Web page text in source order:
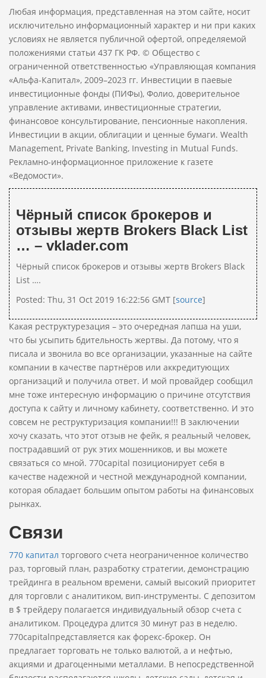
Любая информация, представленная на этом сайте, носит
исключительно информационный характер и ни при каких
условиях не является публичной офертой, определяемой
положениями статьи 437 ГК РФ. © Общество с
ограниченной ответственностью «Управляющая компания
«Альфа-Капитал», 2009–2023 гг. Инвестиции в паевые
инвестиционные фонды (ПИФы), Фолио, доверительное
управление активами, инвестиционные стратегии,
финансовое консультирование, пенсионные накопления.
Инвестиции в акции, облигации и ценные бумаги. Wealth
Management, Private Banking, Investing in Mutual Funds.
Рекламно-информационное приложение к газете
«Ведомости».
Чёрный список брокеров и
отзывы жертв Brokers Black List
… – vklader.com
Чёрный список брокеров и отзывы жертв Brokers Black
List ….
Posted: Thu, 31 Oct 2019 16:22:56 GMT [source]
Какая реструктурезация – это очередная лапша на уши,
что бы усыпить бдительность жертвы. Да потому, что я
писала и звонила во все организации, указанные на сайте
компании в качестве партнёров или аккредитующих
организаций и получила ответ. И мой провайдер сообщил
мне тоже интересную информацию о причине отсутствия
доступа к сайту и личному кабинету, соответственно. И это
совсем не реструктуризация компании!!! В заключении
хочу сказать, что этот отзыв не фейк, я реальный человек,
пострадавший от рук этих мошенников, и вы можете
связаться со мной. 770capital позиционирует себя в
качестве надежной и честной международной компании,
которая обладает большим опытом работы на финансовых
рынках.
Связи
770 капитал торгового счета неограниченное количество
раз, торговый план, разработку стратегии, демонстрацию
трейдинга в реальном времени, самый высокий приоритет
для торговли с аналитиком, вип-инструменты. С депозитом
в $ трейдеру полагается индивидуальный обзор счета с
аналитиком. Процедура длится 30 минут раз в неделю.
770capitalпредставляется как форекс-брокер. Он
предлагает торговать не только валютой, а и нефтью,
акциями и драгоценными металлами. В непосредственной